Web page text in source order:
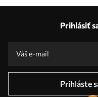
Prihlásiť
Prihláste